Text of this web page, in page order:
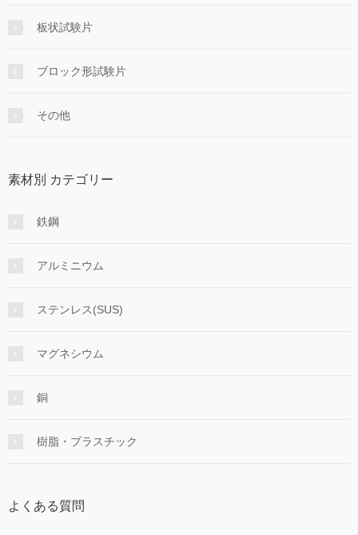
板状試験片
ブロック形試験片
その他
素材別 カテゴリー
鉄鋼
アルミニウム
ステンレス(SUS)
マグネシウム
銅
樹脂・プラスチック
よくある質問